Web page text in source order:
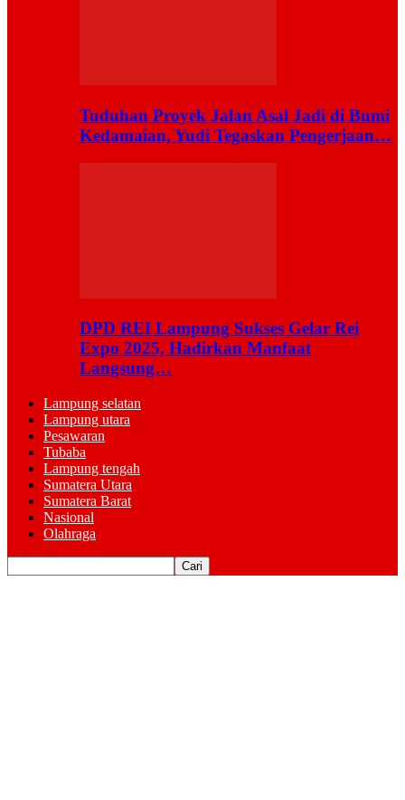
Tuduhan Proyek Jalan Asal Jadi di Bumi
Kedamaian, Yudi Tegaskan Pengerjaan…
DPD REI Lampung Sukses Gelar Rei
Expo 2025, Hadirkan Manfaat
Langsung…
Lampung selatan
Lampung utara
Pesawaran
Tubaba
Lampung tengah
Sumatera Utara
Sumatera Barat
Nasional
Olahraga